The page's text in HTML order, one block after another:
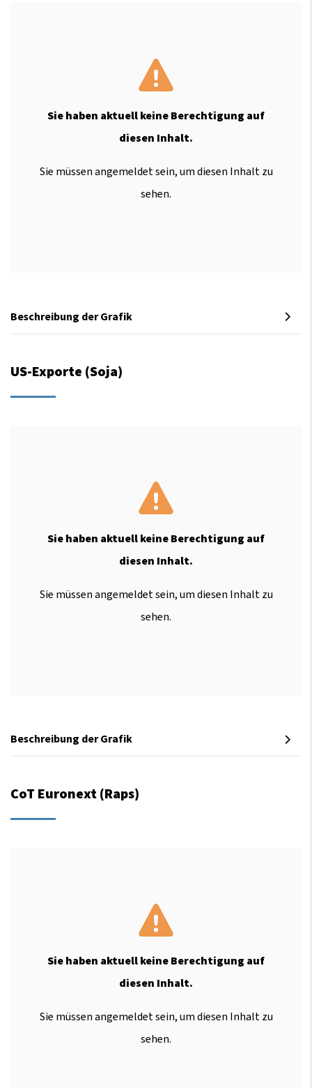
Sie haben aktuell keine Berechtigung auf
diesen Inhalt.
Sie müssen angemeldet sein, um diesen Inhalt zu
sehen.
Beschreibung der Grafik
US-Exporte (Soja)
Sie haben aktuell keine Berechtigung auf
diesen Inhalt.
Sie müssen angemeldet sein, um diesen Inhalt zu
sehen.
Beschreibung der Grafik
CoT Euronext (Raps)
Sie haben aktuell keine Berechtigung auf
diesen Inhalt.
Sie müssen angemeldet sein, um diesen Inhalt zu
sehen.